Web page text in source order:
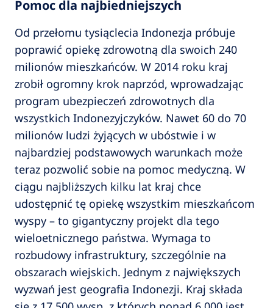
Pomoc dla najbiedniejszych
Od przełomu tysiąclecia Indonezja próbuje
poprawić opiekę zdrowotną dla swoich 240
milionów mieszkańców. W 2014 roku kraj
zrobił ogromny krok naprzód, wprowadzając
program ubezpieczeń zdrowotnych dla
wszystkich Indonezyjczyków. Nawet 60 do 70
milionów ludzi żyjących w ubóstwie i w
najbardziej podstawowych warunkach może
teraz pozwolić sobie na pomoc medyczną. W
ciągu najbliższych kilku lat kraj chce
udostępnić tę opiekę wszystkim mieszkańcom
wyspy – to gigantyczny projekt dla tego
wieloetnicznego państwa. Wymaga to
rozbudowy infrastruktury, szczególnie na
obszarach wiejskich. Jednym z największych
wyzwań jest geografia Indonezji. Kraj składa